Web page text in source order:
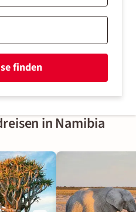
finden
in Namibia